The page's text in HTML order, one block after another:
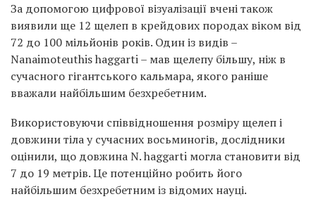
За допомогою цифрової візуалізації вчені також
виявили ще 12 щелеп в крейдових породах віком від
72 до 100 мільйонів років. Один із видів –
Nanaimoteuthis haggarti – мав щелепу більшу, ніж в
сучасного гігантського кальмара, якого раніше
вважали найбільшим безхребетним.
Використовуючи співвідношення розміру щелеп і
довжини тіла у сучасних восьминогів, дослідники
оцінили, що довжина N. haggarti могла становити від
7 до 19 метрів. Це потенційно робить його
найбільшим безхребетним із відомих науці.